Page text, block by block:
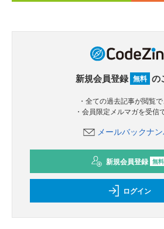
新規会員登録 無料 の
・全ての過去記事が閲覧
・会員限定メルマガを受信
メールバックナ
新規会員登録 無料
ログイン